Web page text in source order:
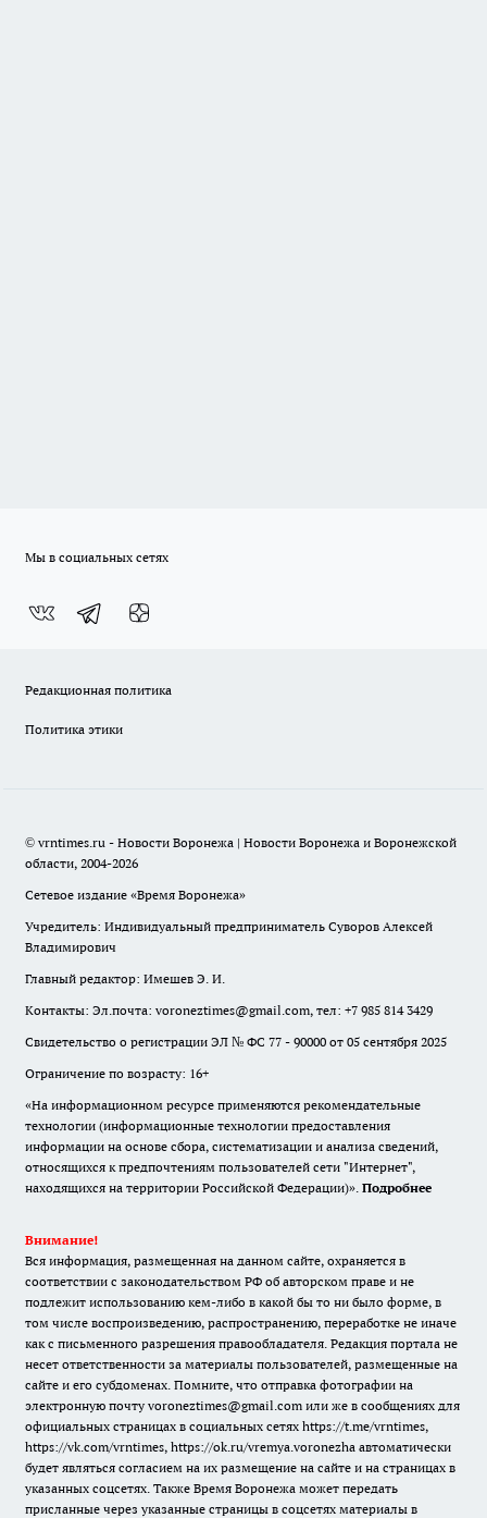
Мы в социальных сетях
Редакционная политика
Политика этики
© vrntimes.ru - Новости Воронежа | Новости Воронежа и Воронежской
области, 2004-2026
Сетевое издание «Время Воронежа»
Учредитель: Индивидуальный предприниматель Суворов Алексей
Владимирович
Главный редактор: Имешев Э. И.
Контакты: Эл.почта: voroneztimes@gmail.com, тел: +7 985 814 3429
Свидетельство о регистрации ЭЛ № ФС 77 - 90000 от 05 сентября 2025
Ограничение по возрасту: 16+
«На информационном ресурсе применяются рекомендательные
технологии (информационные технологии предоставления
информации на основе сбора, систематизации и анализа сведений,
относящихся к предпочтениям пользователей сети "Интернет",
находящихся на территории Российской Федерации)». Подробнее
Внимание!
Вся информация, размещенная на данном сайте, охраняется в
соответствии с законодательством РФ об авторском праве и не
подлежит использованию кем-либо в какой бы то ни было форме, в
том числе воспроизведению, распространению, переработке не иначе
как с письменного разрешения правообладателя. Редакция портала не
несет ответственности за материалы пользователей, размещенные на
сайте и его субдоменах. Помните, что отправка фотографии на
электронную почту voroneztimes@gmail.com или же в сообщениях для
официальных страницах в социальных сетях https://t.me/vrntimes,
https://vk.com/vrntimes, https://ok.ru/vremya.voronezha автоматически
будет являться согласием на их размещение на сайте и на страницах в
указанных соцсетях. Также Время Воронежа может передать
присланные через указанные страницы в соцсетях материалы в